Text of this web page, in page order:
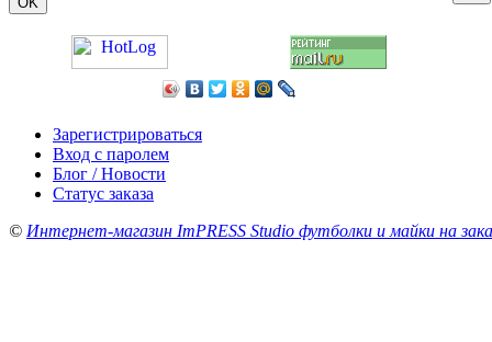
Зарегистрироваться
Вход с паролем
Блог / Новости
Статус заказа
© Интернет-магазин ImPRESS Studio футболки и майки на